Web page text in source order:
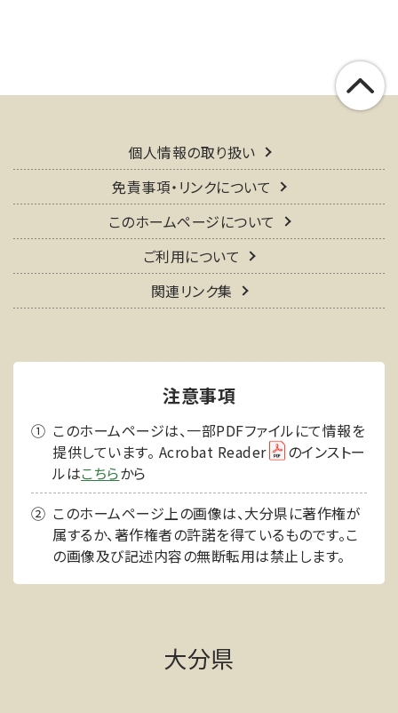
個人情報の取り扱い
免責事項・リンクについて
このホームページについて
ご利用について
関連リンク集
注意事項
このホームページは、一部PDFファイルにて情報を
提供しています。 Acrobat Reader
のインストー
ルはこちらから
このホームページ上の画像は、大分県に著作権が
属するか、著作権者の許諾を得ているものです。こ
の画像及び記述内容の無断転用は禁止します。
大分県